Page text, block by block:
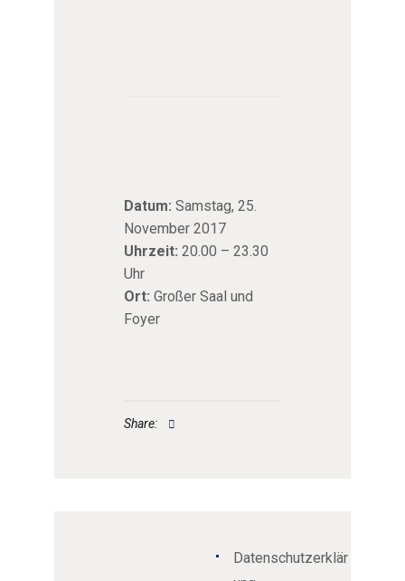
Datum: Samstag, 25.
November 2017
Uhrzeit: 20.00 – 23.30
Uhr
Ort: Großer Saal und
Foyer
Share:
Datenschutzerklär